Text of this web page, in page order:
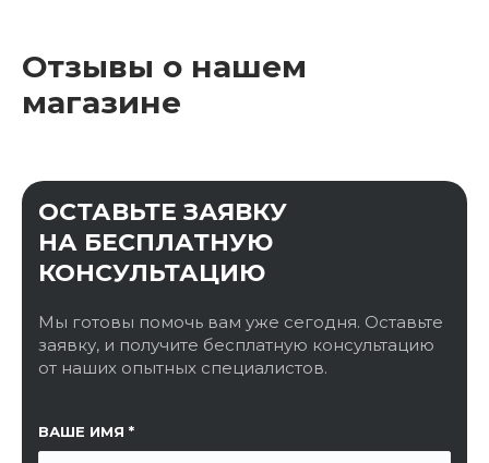
Отзывы о нашем
магазине
ОСТАВЬТЕ ЗАЯВКУ
НА БЕСПЛАТНУЮ
КОНСУЛЬТАЦИЮ
Мы готовы помочь вам уже сегодня. Оставьте
заявку, и получите бесплатную консультацию
от наших опытных специалистов.
ВАШЕ ИМЯ
ССЫЛКА НА СТРАНИЦУ